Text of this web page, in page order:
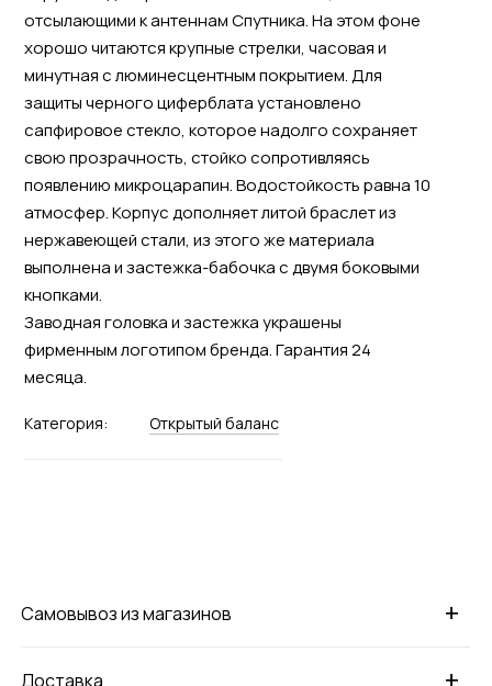
отсылающими к антеннам Спутника. На этом фоне
хорошо читаются крупные стрелки, часовая и
минутная с люминесцентным покрытием. Для
защиты черного циферблата установлено
сапфировое стекло, которое надолго сохраняет
свою прозрачность, стойко сопротивляясь
появлению микроцарапин. Водостойкость равна 10
атмосфер. Корпус дополняет литой браслет из
нержавеющей стали, из этого же материала
выполнена и застежка-бабочка с двумя боковыми
кнопками.
Заводная головка и застежка украшены
фирменным логотипом бренда. Гарантия 24
месяца.
Категория: Открытый баланс
+
Самовывоз из магазинов
+
Доставка